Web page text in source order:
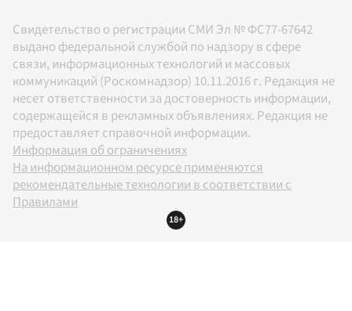
Свидетельство о регистрации СМИ Эл № ФС77-67642
выдано федеральной службой по надзору в сфере
связи, информационных технологий и массовых
коммуникаций (Роскомнадзор) 10.11.2016 г. Редакция не
несет ответственности за достоверность информации,
содержащейся в рекламных объявлениях. Редакция не
предоставляет справочной информации.
Информация об ограничениях
На информационном ресурсе применяются
рекомендательные технологии в соответствии с
Правилами
18+